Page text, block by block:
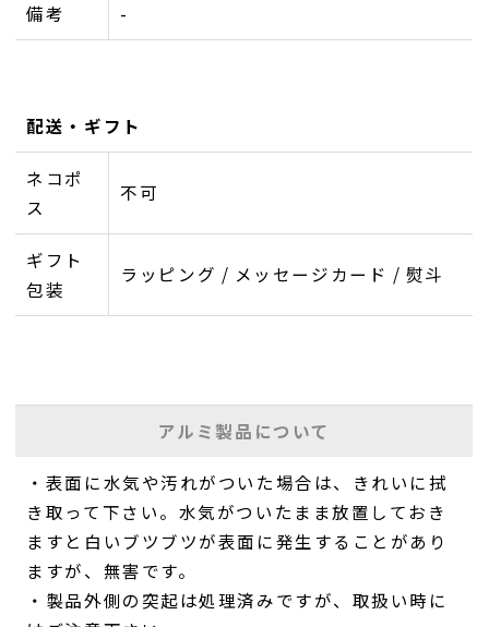
備考 -
配送・ギフト
ネコポ
ス
不可
ギフト
包装
ラッピング / メッセージカード / 熨斗
アルミ製品について
・表面に水気や汚れがついた場合は、きれいに拭
き取って下さい。水気がついたまま放置しておき
ますと白いブツブツが表面に発生することがあり
ますが、無害です。
・製品外側の突起は処理済みですが、取扱い時に